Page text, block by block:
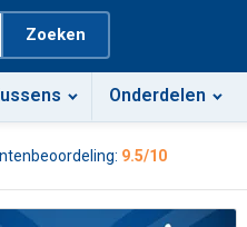
Zoeken
Onderdelen
9.5/10